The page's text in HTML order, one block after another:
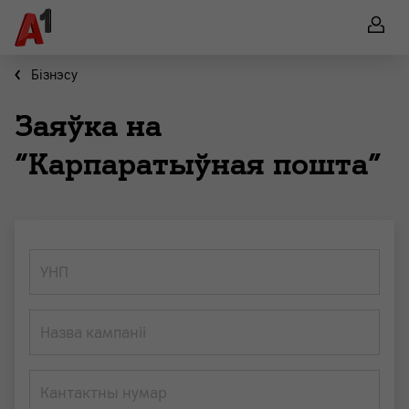
Бiзнэсу
Заяўка на
“Карпаратыўная пошта”
УНП
Назва кампаніі
Кантактны нумар